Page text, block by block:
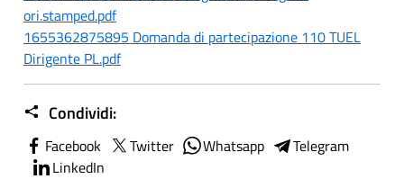
ori.stamped.pdf
1655362875895 Domanda di partecipazione 110 TUEL
Dirigente PL.pdf
Condividi:
Facebook Twitter Whatsapp
Telegram
LinkedIn